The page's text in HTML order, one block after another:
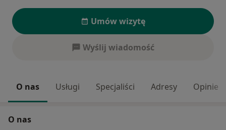
Umów wizytę
Wyślij wiadomość
O nas Usługi Specjaliści Adresy Opinie
O nas